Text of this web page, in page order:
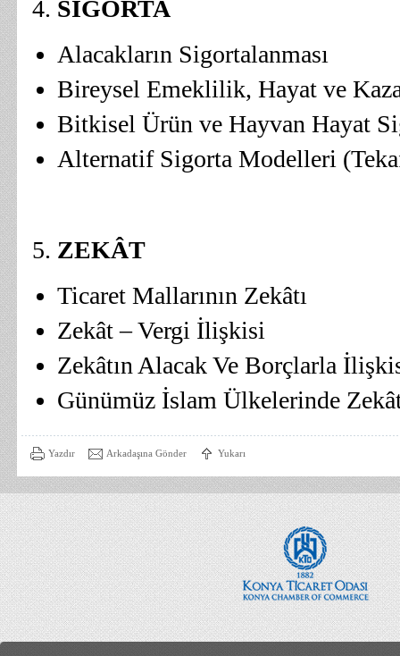
SİGORTA
Alacakların Sigortalanması
Bireysel Emeklilik, Hayat ve
Bitkisel Ürün ve Hayvan Hayat
Alternatif Sigorta Modelleri
ZEKÂT
Ticaret Mallarının Zekâtı
Zekât – Vergi İlişkisi
Zekâtın Alacak Ve Borçlarla
Günümüz İslam Ülkelerinde
Yazdır Arkadaşına Gönder Yukarı